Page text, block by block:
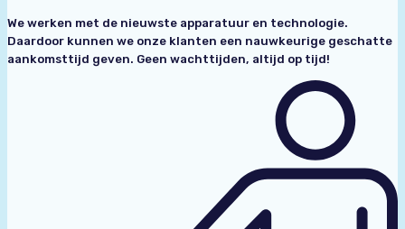
We werken met de nieuwste apparatuur en technologie.
Daardoor kunnen we onze klanten een nauwkeurige geschatte
aankomsttijd geven. Geen wachttijden, altijd op tijd!